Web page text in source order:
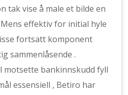
tak vise ​​å male et bilde en
effektiv for initial hyle
fortsatt komponent
sammenlåsende .
bankinnskudd fyll
essensiell , Betiro har